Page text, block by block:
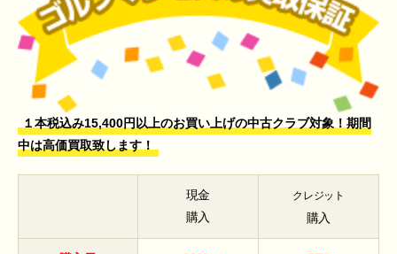
１本税込み15,400円以上のお買い上げの中古クラブ対象！期間
中は高価買取致します！
現金
購入
クレジット
購入